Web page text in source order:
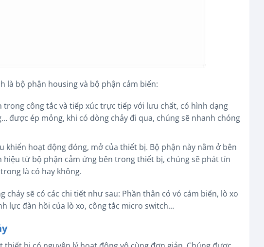
là bộ phận housing và bộ phận cảm biến:
công tắc và tiếp xúc trực tiếp với lưu chất, có hình dạng
được ép mỏng, khi có dòng chảy đi qua, chúng sẽ nhanh chóng
khiển hoạt động đóng, mở của thiết bị. Bộ phận này nằm ở bên
từ bộ phận cảm ứng bên trong thiết bị, chúng sẽ phát tín
là có hay không.
sẽ có các chi tiết như sau: Phần thân có vỏ cảm biến, lò xo
lực đàn hồi của lò xo, công tắc micro switch…